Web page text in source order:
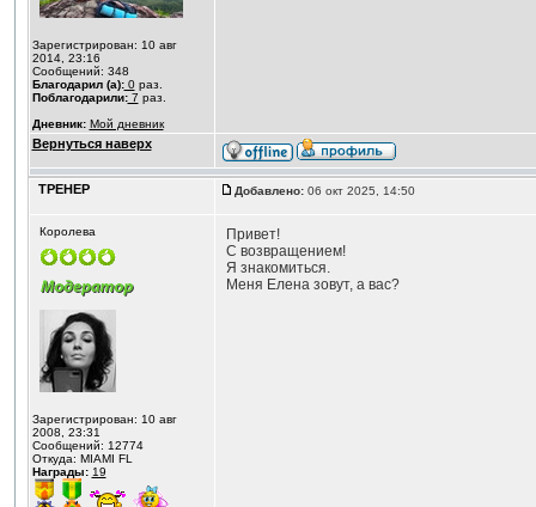
Зарегистрирован: 10 авг
2014, 23:16
Сообщений: 348
Благодарил (а):0раз.
Поблагодарили:7 раз.
Дневник: Мой дневник
Вернуться наверх
ТРЕНЕР Добавлено:06 окт 2025, 14:50
Королева
Зарегистрирован: 10 авг
2008, 23:31
Сообщений: 12774
Откуда: MIAMI FL
Награды: 19
Привет!
С возвращением!
Я знакомиться.
Меня Елена зовут, а вас?